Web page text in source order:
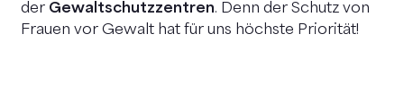
der Gewaltschutzzentren. Denn der Schutz von
Frauen vor Gewalt hat für uns höchste Priorität!